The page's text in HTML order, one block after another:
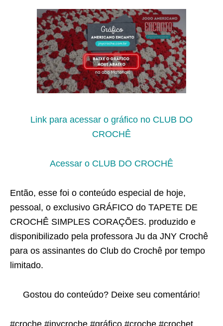
Link para acessar o gráfico no CLUB DO
CROCHÊ
Acessar o CLUB DO CROCHÊ
Então, esse foi o conteúdo especial de hoje,
pessoal, o exclusivo GRÁFICO do TAPETE DE
CROCHÊ SIMPLES CORAÇÕES. produzido e
disponibilizado pela professora Ju da JNY Crochê
para os assinantes do Club do Crochê por tempo
limitado.
Gostou do conteúdo? Deixe seu comentário!
#croche #jnycroche #gráfico #croche #crochet